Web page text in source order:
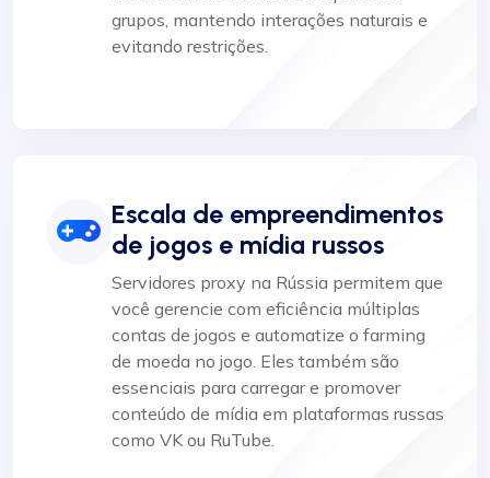
grupos, mantendo interações naturais e
evitando restrições.
Escala de empreendimentos
de jogos e mídia russos
Servidores proxy na Rússia permitem que
você gerencie com eficiência múltiplas
contas de jogos e automatize o farming
de moeda no jogo. Eles também são
essenciais para carregar e promover
conteúdo de mídia em plataformas russas
como VK ou RuTube.